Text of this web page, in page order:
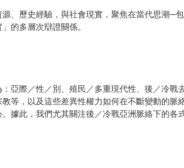
、歷史經驗，與社會現實，聚焦在當代思潮─
的多層次辯證關係。
亞際／性／別、殖民／多重現代性、後／冷
等，以及這些差異性權力如何在不斷變動的
據此，我們尤其關注後／冷戰亞洲脈絡下的